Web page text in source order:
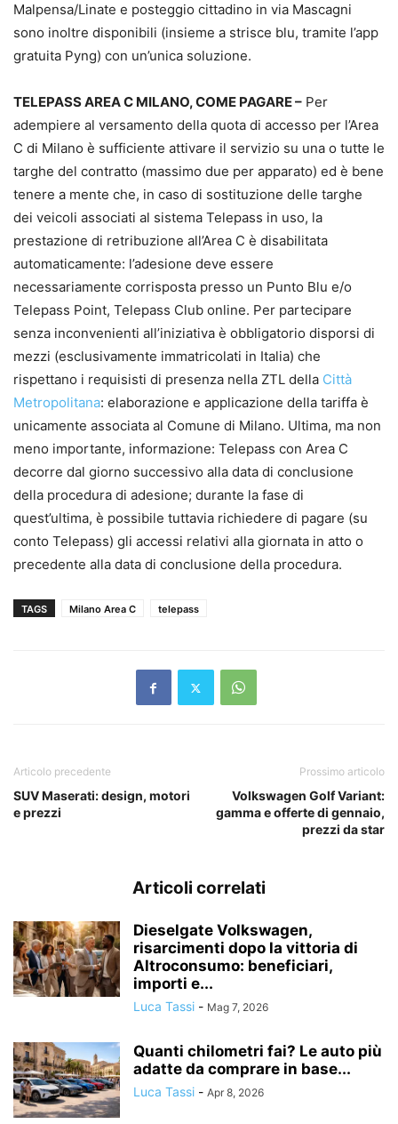
Malpensa/Linate e posteggio cittadino in via Mascagni
sono inoltre disponibili (insieme a strisce blu, tramite l’app
gratuita Pyng) con un’unica soluzione.
TELEPASS AREA C MILANO, COME PAGARE – Per
adempiere al versamento della quota di accesso per l’Area
C di Milano è sufficiente attivare il servizio su una o tutte le
targhe del contratto (massimo due per apparato) ed è bene
tenere a mente che, in caso di sostituzione delle targhe
dei veicoli associati al sistema Telepass in uso, la
prestazione di retribuzione all’Area C è disabilitata
automaticamente: l’adesione deve essere
necessariamente corrisposta presso un Punto Blu e/o
Telepass Point, Telepass Club online. Per partecipare
senza inconvenienti all’iniziativa è obbligatorio disporsi di
mezzi (esclusivamente immatricolati in Italia) che
rispettano i requisisti di presenza nella ZTL della Città
Metropolitana: elaborazione e applicazione della tariffa è
unicamente associata al Comune di Milano. Ultima, ma non
meno importante, informazione: Telepass con Area C
decorre dal giorno successivo alla data di conclusione
della procedura di adesione; durante la fase di
quest’ultima, è possibile tuttavia richiedere di pagare (su
conto Telepass) gli accessi relativi alla giornata in atto o
precedente alla data di conclusione della procedura.
TAGS Milano Area C telepass
Articolo precedente
SUV Maserati: design, motori
e prezzi
Prossimo articolo
Volkswagen Golf Variant:
gamma e offerte di gennaio,
prezzi da star
Articoli correlati
Dieselgate Volkswagen,
risarcimenti dopo la vittoria di
Altroconsumo: beneficiari,
importi e...
Luca Tassi - Mag 7, 2026
Quanti chilometri fai? Le auto più
adatte da comprare in base...
Luca Tassi - Apr 8, 2026